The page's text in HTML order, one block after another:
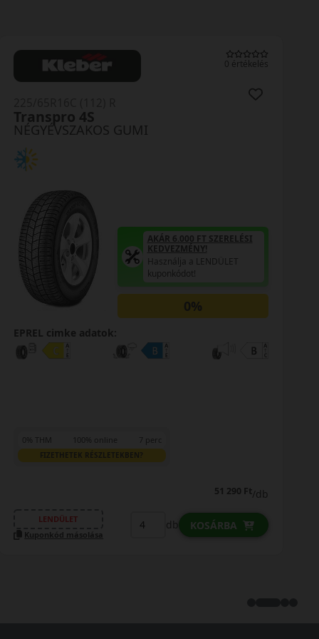
0 értékelés
NÉGYÉVSZAKOS GUMI
Duravis AllSeason
AKÁR 6.000 FT SZERELÉSI
KEDVEZMÉNY!
Használja a LENDÜLET
kuponkódot!
0%
EPREL cimke adatok:
0% THM 100% online 7 perc
FIZETHETEK RÉSZLETEKBEN?
66 390 Ft/db
LENDÜLET
Kuponkód másolása
db KOSÁRBA